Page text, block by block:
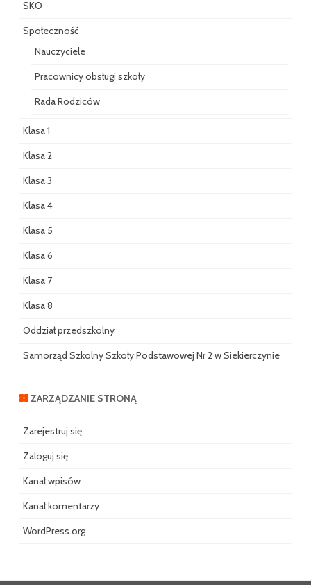
SKO
Społeczność
Nauczyciele
Pracownicy obsługi szkoły
Rada Rodziców
Klasa 1
Klasa 2
Klasa 3
Klasa 4
Klasa 5
Klasa 6
Klasa 7
Klasa 8
Oddział przedszkolny
Samorząd Szkolny Szkoły Podstawowej Nr 2 w Siekierczynie
ZARZĄDZANIE STRONĄ
Zarejestruj się
Zaloguj się
Kanał wpisów
Kanał komentarzy
WordPress.org